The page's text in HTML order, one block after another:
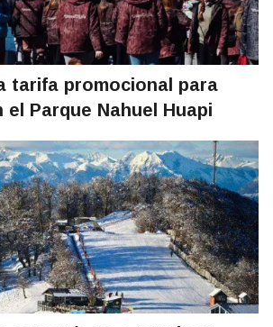
tarifa promocional para
el Parque Nahuel Huapi